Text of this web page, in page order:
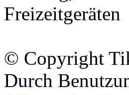
Freizeitgeräten
© Copyright
Durch